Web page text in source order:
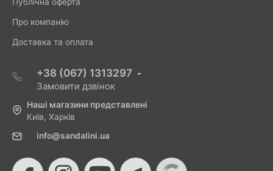
Публічна оферта
Про компанію
Доставка та оплата
+38 (067) 1313297
Замовити дзвінок
Наші магазини представлені
Київ, Харків
info@sandalini.ua